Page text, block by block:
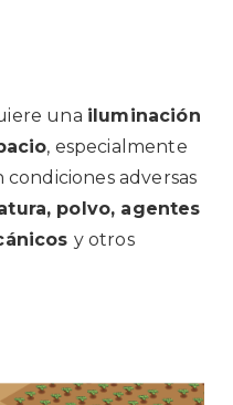
una iluminación
, especialmente
condiciones adversas
polvo, agentes
y otros